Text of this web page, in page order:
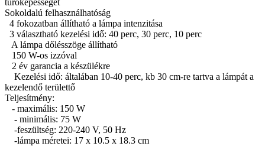
Sokoldalú felhasználhatóság
4 fokozatban állítható a lámpa intenzitása
3 választható kezelési idő: 40 perc, 30 perc, 10 perc
A lámpa dőlésszöge állítható
150 W-os izzóval
2 év garancia a készülékre
Kezelési idő: általában 10-40 perc, kb 30 cm-re tartva a lámpát a
kezelendő területtő
Teljesítmény:
- maximális: 150 W
- minimális: 75 W
-feszültség: 220-240 V, 50 Hz
-lámpa méretei: 17 x 10.5 x 18.3 cm